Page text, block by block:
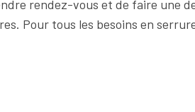
rendez-vous et de faire une
Pour tous les besoins en